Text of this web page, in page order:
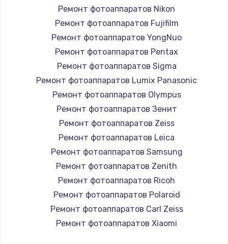
Ремонт фотоаппаратов Nikon
Ремонт фотоаппаратов Fujifilm
Ремонт фотоаппаратов YongNuo
Ремонт фотоаппаратов Pentax
Ремонт фотоаппаратов Sigma
Ремонт фотоаппаратов Lumix Panasonic
Ремонт фотоаппаратов Olympus
Ремонт фотоаппаратов Зенит
Ремонт фотоаппаратов Zeiss
Ремонт фотоаппаратов Leica
Ремонт фотоаппаратов Samsung
Ремонт фотоаппаратов Zenith
Ремонт фотоаппаратов Ricoh
Ремонт фотоаппаратов Polaroid
Ремонт фотоаппаратов Carl Zeiss
Ремонт фотоаппаратов Xiaomi